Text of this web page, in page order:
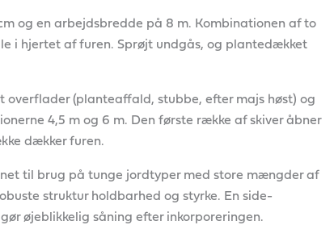
og en arbejdsbredde på 8 m. Kombinationen af to
i hjertet af furen. Sprøjt undgås, og plantedækket
(planteaffald, stubbe, efter majs høst) og
4,5 m og 6 m. Den første række af skiver åbner
dækker furen.
til brug på tunge jordtyper med store mængder af
struktur holdbarhed og styrke. En side-
øjeblikkelig såning efter inkorporeringen.